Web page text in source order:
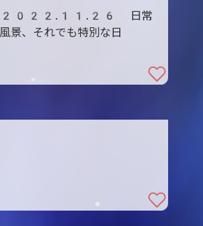
2022.11.26 日常
風景、それでも特別な日